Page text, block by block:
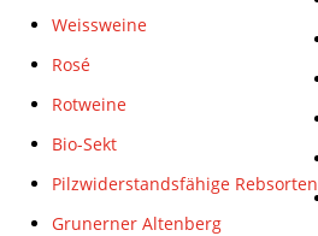
Weissweine
Rosé
Rotweine
Bio-Sekt
Pilzwiderstandsfähige Rebsorten
Grunerner Altenberg